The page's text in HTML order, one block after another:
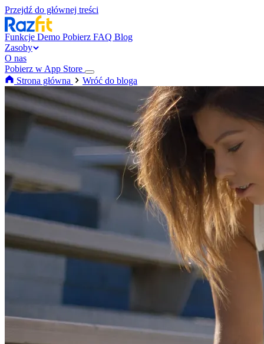
Przejdź do głównej treści
Funkcje Demo Pobierz FAQ Blog
Zasoby
O nas
Pobierz w App Store
Strona główna
Wróć do bloga